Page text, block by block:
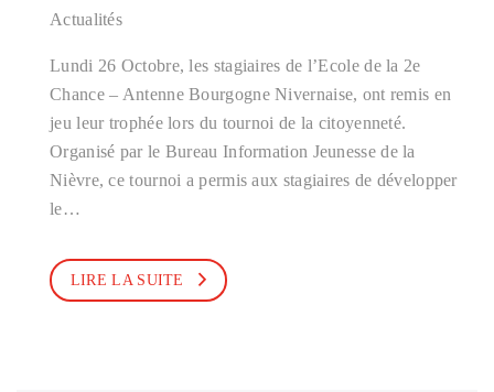
Actualités
Lundi 26 Octobre, les stagiaires de l’Ecole de la 2e
Chance – Antenne Bourgogne Nivernaise, ont remis en
jeu leur trophée lors du tournoi de la citoyenneté.
Organisé par le Bureau Information Jeunesse de la
Nièvre, ce tournoi a permis aux stagiaires de développer
le…
LIRE LA SUITE